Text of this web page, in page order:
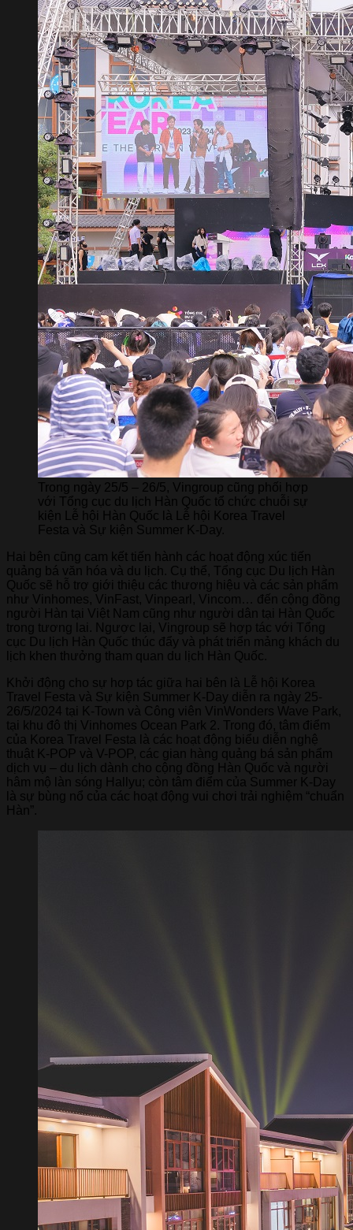
Trong ngày 25/5 – 26/5, Vingroup cũng phối hợp
với Tổng cục du lịch Hàn Quốc tổ chức chuỗi sự
kiện Lễ hội Hàn Quốc là Lễ hội Korea Travel
Festa và Sự kiện Summer K-Day.
Hai bên cũng cam kết tiến hành các hoạt động xúc tiến
quảng bá văn hóa và du lịch. Cụ thể, Tổng cục Du lịch Hàn
Quốc sẽ hỗ trợ giới thiệu các thương hiệu và các sản phẩm
như Vinhomes, VinFast, Vinpearl, Vincom… đến cộng đồng
người Hàn tại Việt Nam cũng như người dân tại Hàn Quốc
trong tương lai. Ngược lại, Vingroup sẽ hợp tác với Tổng
cục Du lịch Hàn Quốc thúc đẩy và phát triển mảng khách du
lịch khen thưởng tham quan du lịch Hàn Quốc.
Khởi động cho sự hơp tác giữa hai bên là Lễ hội Korea
Travel Festa và Sự kiện Summer K-Day diễn ra ngày 25-
26/5/2024 tại K-Town và Công viên VinWonders Wave Park,
tại khu đô thị Vinhomes Ocean Park 2. Trong đó, tâm điểm
của Korea Travel Festa là các hoạt động biểu diễn nghệ
thuật K-POP và V-POP, các gian hàng quảng bá sản phẩm
dịch vụ – du lịch dành cho cộng đồng Hàn Quốc và người
hâm mộ làn sóng Hallyu; còn tâm điểm của Summer K-Day
là sự bùng nổ của các hoạt động vui chơi trải nghiệm “chuẩn
Hàn”.